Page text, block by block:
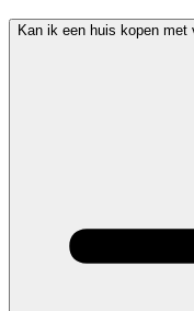
Kan ik een huis kopen met